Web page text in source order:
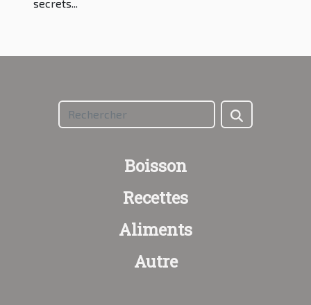
secrets...
Boisson
Recettes
Aliments
Autre